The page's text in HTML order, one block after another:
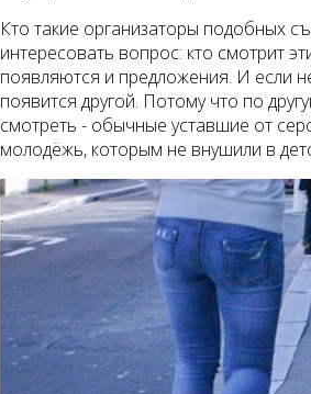
Кто такие организаторы подобных
интересовать вопрос: кто смотрит
появляются и предложения. И если
появится другой. Потому что по
смотреть - обычные уставшие от
молодёжь, которым не внушили в